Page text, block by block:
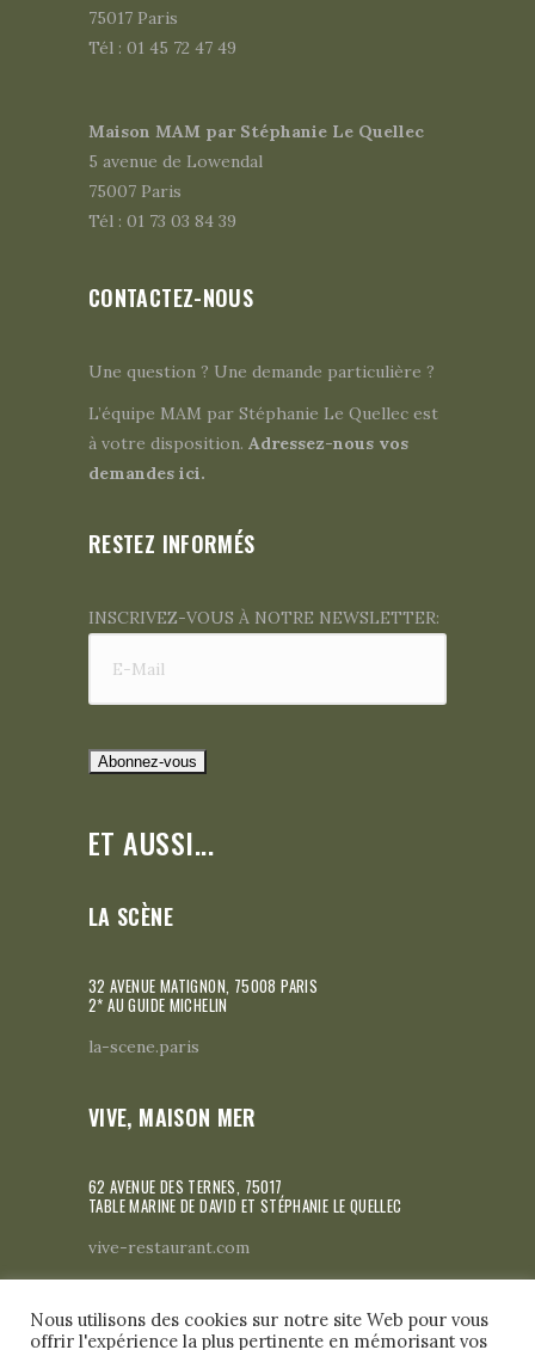
75017 Paris
Tél : 01 45 72 47 49
Maison MAM par Stéphanie Le Quellec
5 avenue de Lowendal
75007 Paris
Tél : 01 73 03 84 39
CONTACTEZ-NOUS
Une question ? Une demande particulière ?
L’équipe MAM par Stéphanie Le Quellec est
à votre disposition. Adressez-nous vos
demandes ici.
RESTEZ INFORMÉS
INSCRIVEZ-VOUS À NOTRE NEWSLETTER:
ET AUSSI...
LA SCÈNE
32 AVENUE MATIGNON, 75008 PARIS
2* AU GUIDE MICHELIN
la-scene.paris
VIVE, MAISON MER
62 AVENUE DES TERNES, 75017
TABLE MARINE DE DAVID ET STÉPHANIE LE QUELLEC
vive-restaurant.com
Nous utilisons des cookies sur notre site Web pour vous
offrir l'expérience la plus pertinente en mémorisant vos